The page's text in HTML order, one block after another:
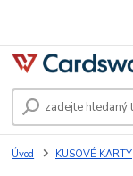
Úvod KUSOVÉ KARTY